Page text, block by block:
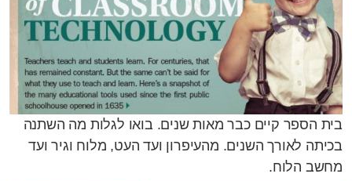
בית הספר קיים כבר מאות שנים. בואו לגלות מה השתנה
בכיתה לאורך השנים. מהעיפרון ועד העט, מלוח וגיר ועד
מחשב הלוח.